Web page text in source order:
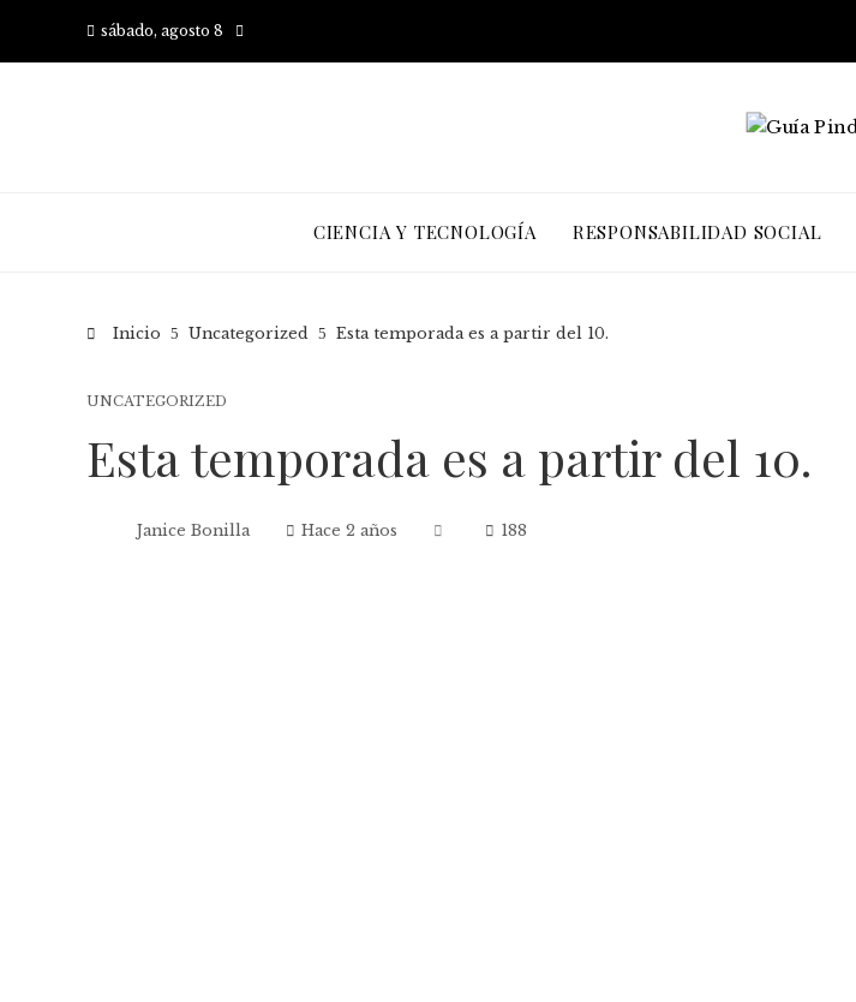
sábado, agosto 8
CIENCIA Y TECNOLOGÍA RESPONSABILIDAD SOCIAL
Inicio Uncategorized Esta temporada es a partir del 10.
UNCATEGORIZED
Esta temporada es a partir del 10.
Janice Bonilla Hace 2 años 188